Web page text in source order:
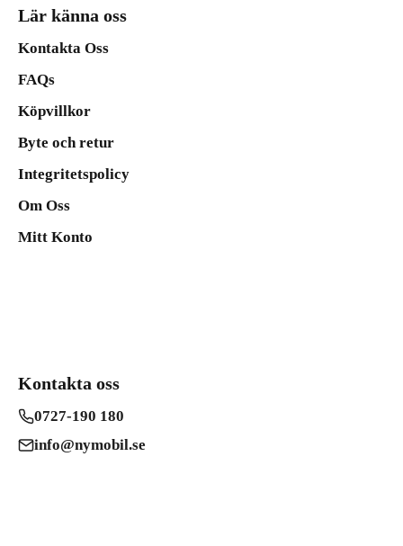
Lär känna oss
Kontakta Oss
FAQs
Köpvillkor
Byte och retur
Integritetspolicy
Om Oss
Mitt Konto
Kontakta oss
0727-190 180
info@nymobil.se